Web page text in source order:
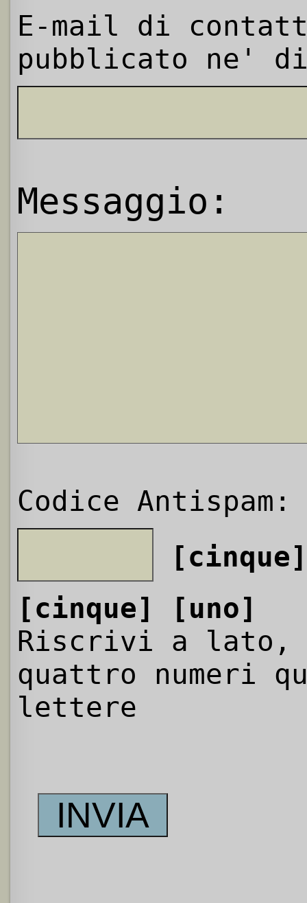
E-mail di
pubblicato ne'
Messaggio:
Codice Antispam:
[cinque]
[cinque]
[uno]
Riscrivi a
quattro numeri
lettere